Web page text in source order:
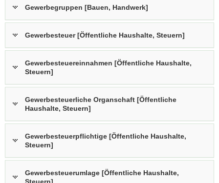
Gewerbegruppen [Bauen, Handwerk]
Gewerbesteuer [Öffentliche Haushalte, Steuern]
Gewerbesteuereinnahmen [Öffentliche Haushalte,
Steuern]
Gewerbesteuerliche Organschaft [Öffentliche
Haushalte, Steuern]
Gewerbesteuerpflichtige [Öffentliche Haushalte,
Steuern]
Gewerbesteuerumlage [Öffentliche Haushalte,